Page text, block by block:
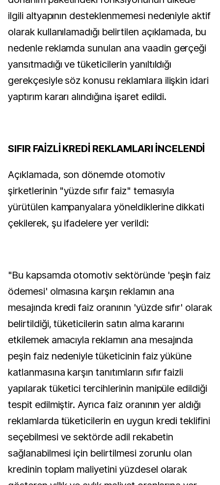
ilgili altyapının desteklenmemesi nedeniyle aktif
olarak kullanılamadığı belirtilen açıklamada, bu
nedenle reklamda sunulan ana vaadin gerçeği
yansıtmadığı ve tüketicilerin yanıltıldığı
gerekçesiyle söz konusu reklamlara ilişkin idari
yaptırım kararı alındığına işaret edildi.
SIFIR FAİZLİ KREDİ REKLAMLARI İNCELENDİ
Açıklamada, son dönemde otomotiv
şirketlerinin "yüzde sıfır faiz" temasıyla
yürütülen kampanyalara yöneldiklerine dikkati
çekilerek, şu ifadelere yer verildi:
"Bu kapsamda otomotiv sektöründe 'peşin faiz
ödemesi' olmasına karşın reklamın ana
mesajında kredi faiz oranının 'yüzde sıfır' olarak
belirtildiği, tüketicilerin satın alma kararını
etkilemek amacıyla reklamın ana mesajında
peşin faiz nedeniyle tüketicinin faiz yüküne
katlanmasına karşın tanıtımların sıfır faizli
yapılarak tüketici tercihlerinin manipüle edildiği
tespit edilmiştir. Ayrıca faiz oranının yer aldığı
reklamlarda tüketicilerin en uygun kredi teklifini
seçebilmesi ve sektörde adil rekabetin
sağlanabilmesi için belirtilmesi zorunlu olan
kredinin toplam maliyetini yüzdesel olarak